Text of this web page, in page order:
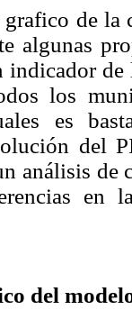
de la
algunas
indicador
los
es
del
análisis de
en
del